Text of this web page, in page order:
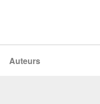
Auteurs